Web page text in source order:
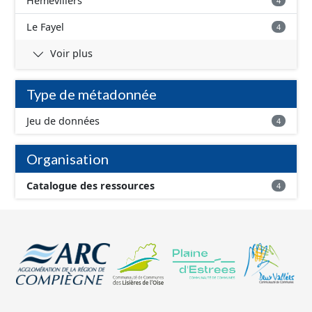
Le Fayel 4
Voir plus
Type de métadonnée
Jeu de données 4
Organisation
Catalogue des ressources 4